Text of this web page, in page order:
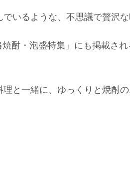
いるような、不思議で贅沢な
酎・泡盛特集」にも掲載さ
と一緒に、ゆっくりと焼酎